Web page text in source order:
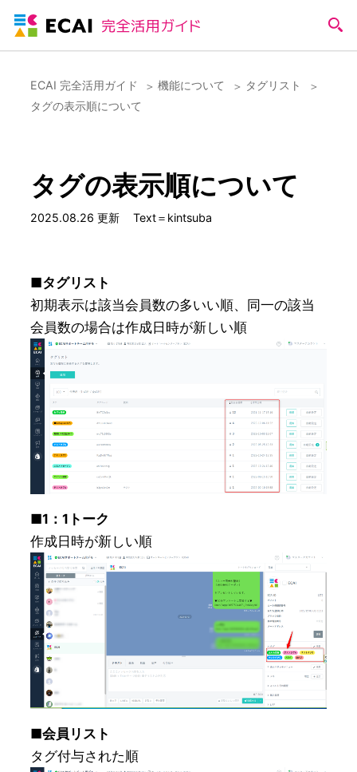
ECAI 完全活用ガイド 機能について
タグリスト
タグの表示順について
タグの表示順について
2025.08.26 更新 Text＝kintsuba
■タグリスト
初期表示は該当会員数の多いい順、同一の該当
会員数の場合は作成日時が新しい順
■1：1トーク
作成日時が新しい順
■会員リスト
タグ付与された順